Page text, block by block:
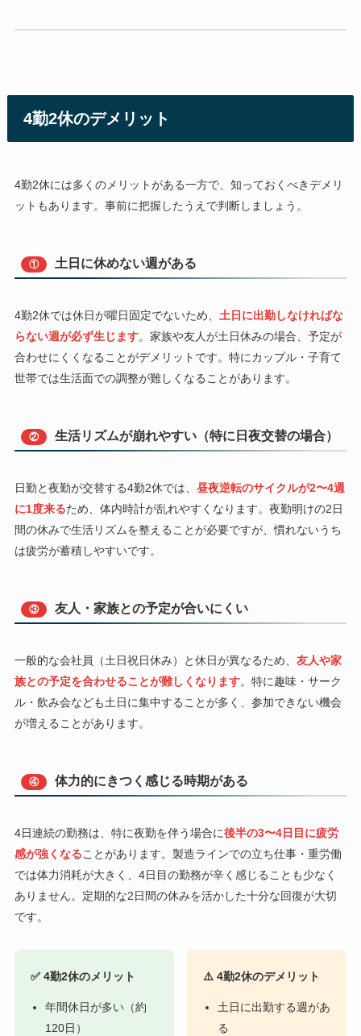
4勤2休のデメリット
4勤2休には多くのメリットがある一方で、知っておくべきデメリ
ットもあります。事前に把握したうえで判断しましょう。
① 土日に休めない週がある
4勤2休では休日が曜日固定でないため、 土日に出勤しなければな
らない週が必ず生じます。家族や友人が土日休みの場合、予定が
合わせにくくなることがデメリットです。特にカップル・子育て
世帯では生活面での調整が難しくなることがあります。
② 生活リズムが崩れやすい（特に日夜交替の場合）
日勤と夜勤が交替する4勤2休では、 昼夜逆転のサイクルが2〜4週
に1度来るため、体内時計が乱れやすくなります。夜勤明けの2日
間の休みで生活リズムを整えることが必要ですが、慣れないうち
は疲労が蓄積しやすいです。
③ 友人・家族との予定が合いにくい
一般的な会社員（土日祝日休み）と休日が異なるため、 友人や家
族との予定を合わせることが難しくなります。特に趣味・サーク
ル・飲み会なども土日に集中することが多く、参加できない機会
が増えることがあります。
④ 体力的にきつく感じる時期がある
4日連続の勤務は、特に夜勤を伴う場合に後半の3〜4日目に疲労
感が強くなることがあります。製造ラインでの立ち仕事・重労働
では体力消耗が大きく、4日目の勤務が辛く感じることも少なく
ありません。定期的な2日間の休みを活かした十分な回復が大切
です。
✅ 4勤2休のメリット
年間休日が多い（約
120日）
⚠️ 4勤2休のデメリット
土日に出勤する週があ
る